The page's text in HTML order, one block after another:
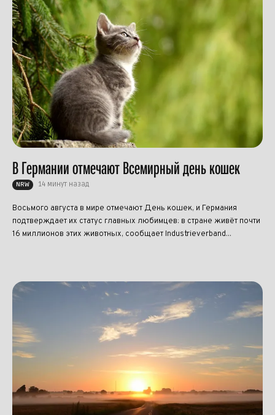
В Германии отмечают Всемирный день кошек
NRW 14 минут назад
Восьмого августа в мире отмечают День кошек, и Германия
подтверждает их статус главных любимцев: в стране живёт почти
16 миллионов этих животных, сообщает Industrieverband...